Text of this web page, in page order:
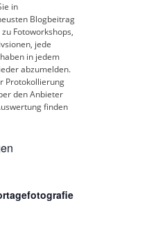
in
Blogbeitrag
Fotoworkshops,
jede
in jedem
abzumelden.
Protokollierung
den Anbieter
finden